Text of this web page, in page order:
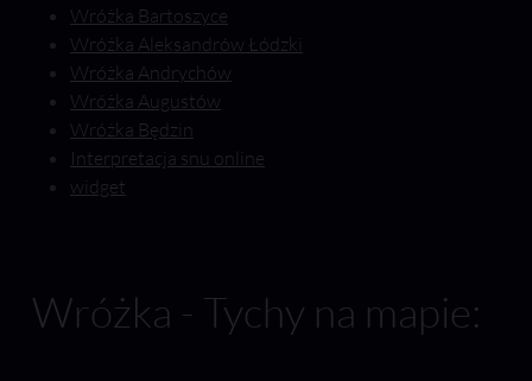
Wróżka Bartoszyce
Wróżka Aleksandrów Łódzki
Wróżka Andrychów
Wróżka Augustów
Wróżka Będzin
Interpretacja snu online
widget
Wróżka - Tychy na mapie: